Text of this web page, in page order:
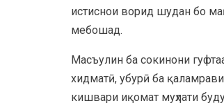
истиснои ворид шудан бо
мебошад.
Масъулин ба сокинони
хидматӣ, убурӣ ба
кишвари иқомат муҳлати